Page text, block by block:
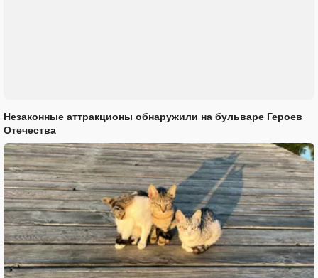
Незаконные аттракционы обнаружили на бульваре Героев
Отечества